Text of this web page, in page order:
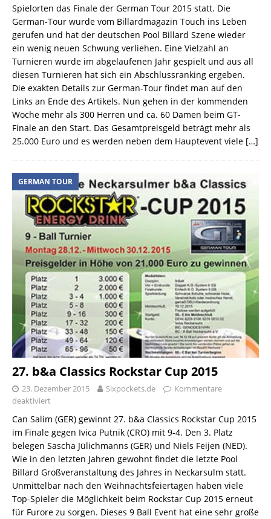
Spielorten das Finale der German Tour 2015 statt. Die
German-Tour wurde vom Billardmagazin Touch ins Leben
gerufen und hat der deutschen Pool Billard Szene wieder
ein wenig neuen Schwung verliehen. Eine Vielzahl an
Turnieren wurde im abgelaufenen Jahr gespielt und aus all
diesen Turnieren hat sich ein Abschlussranking ergeben.
Die exakten Details zur German-Tour findet man auf den
Links an Ende des Artikels. Nun gehen in der kommenden
Woche mehr als 300 Herren und ca. 60 Damen beim GT-
Finale an den Start. Das Gesamtpreisgeld beträgt mehr als
25.000 Euro und es werden neben dem Hauptevent viele […]
GERMAN TOUR
27. b&a Classics Rockstar Cup 2015
23. Dezember 2015 Sixpockets.de
Kommentare
deaktiviert
Can Salim (GER) gewinnt 27. b&a Classics Rockstar Cup 2015
im Finale gegen Ivica Putnik (CRO) mit 9-4. Den 3. Platz
belegen Sascha Jülichmanns (GER) und Niels Feijen (NED).
Wie in den letzten Jahren gewohnt findet die letzte Pool
Billard Großveranstaltung des Jahres in Neckarsulm statt.
Unmittelbar nach den Weihnachtsfeiertagen haben viele
Top-Spieler die Möglichkeit beim Rockstar Cup 2015 erneut
für Furore zu sorgen. Dieses 9 Ball Event hat eine sehr große